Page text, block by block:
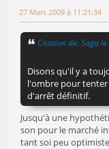
27 Mars 2009 à 11:21:34
Citation de: Saga
Disons qu'il y a
l'ombre pour tenter
d'arrêt définitif.
Jusqu'à une
son pour le marché
tant soi peu